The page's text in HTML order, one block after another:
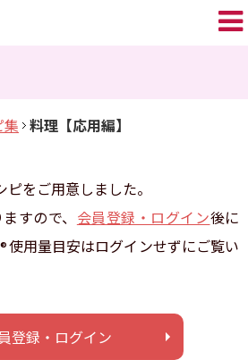
が語る／My TREHA®
トレハ® レシピ集
® Communication
集 料理【応用編】
をご用意しました。
すので、 会員登録・ログイン後に
®使用量目安はログインせずにご覧い
登録・ログイン